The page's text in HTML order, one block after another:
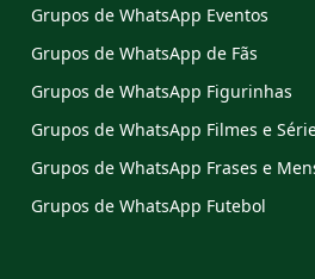
Grupos de WhatsApp Eventos
Grupos de WhatsApp de Fãs
Grupos de WhatsApp Figurinhas
Grupos de WhatsApp Filmes e
Grupos de WhatsApp Frases e
Grupos de WhatsApp Futebol